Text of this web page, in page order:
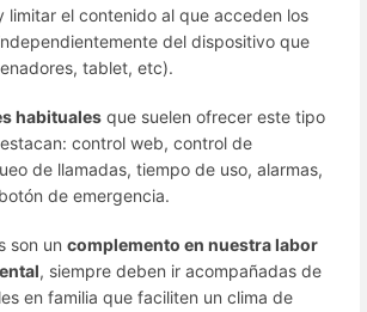
limitar el contenido al que acceden los
del dispositivo que
tablet, etc).
habituales que suelen ofrecer este tipo
control web, control de
de llamadas, tiempo de uso, alarmas,
de emergencia.
son un complemento en nuestra labor
, siempre deben ir acompañadas de
en familia que faciliten un clima de